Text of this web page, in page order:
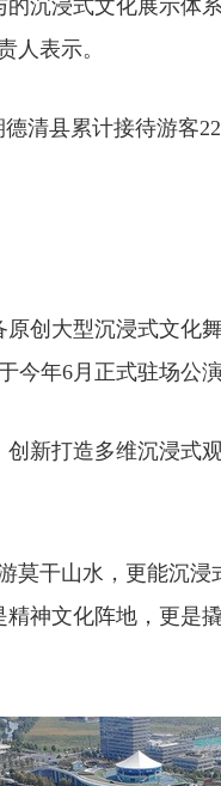
沉浸式文化展示体
人表示。
县累计接待游客
大型沉浸式文化
今年6月正式驻场公
打造多维沉浸式
干山水，更能沉浸
神文化阵地，更是